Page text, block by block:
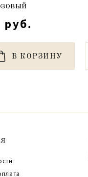
руб.
В КОРЗИНУ